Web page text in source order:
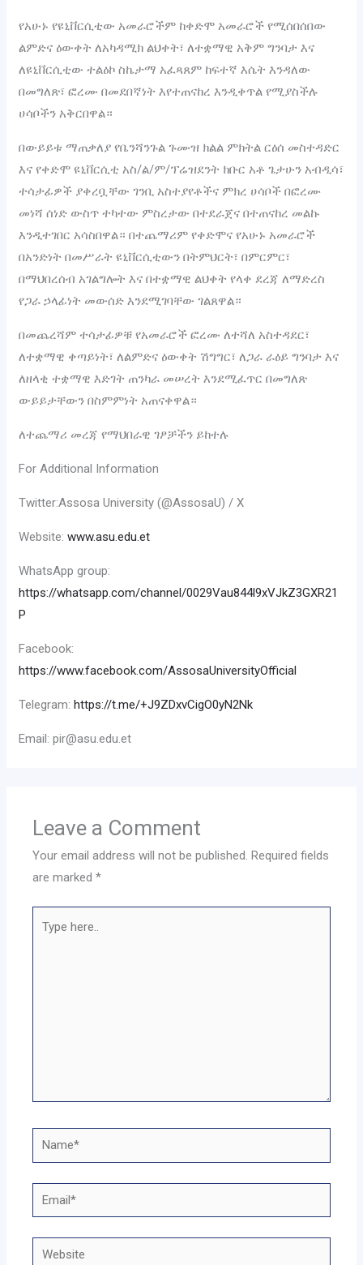
የአሁኑ የዩኒቨርሲቲው አመራሮችም ከቀድሞ አመራሮች የሚሰበሰበው
ልምድና ዕውቀት ለአካዳሚክ ልህቀት፣ ለተቋማዊ አቅም ግንባታ እና
ለዩኒቨርሲቲው ተልዕኮ ስኬታማ አፈጻጸም ከፍተኛ እሴት እንዳለው
በመግለጽ፣ ፎረሙ በመደበኛነት እየተጠናከረ እንዲቀጥል የሚያስችሉ
ሀሳቦችን አቅርበዋል።
በውይይቱ ማጠቃለያ የቤንሻንጉል ጉሙዝ ክልል ምክትል ርዕሰ መስተዳድር
እና የቀድሞ ዩኒቨርሲቲ አስ/ል/ም/ፕሬዝደንት ክቡር አቶ ጌታሁን አብዲሳ፣
ተሳታፊዎች ያቀረቧቸው ገንቢ አስተያየቶችና ምክረ ሀሳቦች በፎረሙ
መነሻ ሰነድ ውስጥ ተካተው ምስረታው በተደራጀና በተጠናከረ መልኩ
እንዲተገበር አሳስበዋል። በተጨማሪም የቀድሞና የአሁኑ አመራሮች
በአንድነት በመሥራት ዩኒቨርሲቲውን በትምህርት፣ በምርምር፣
በማህበረሰብ አገልግሎት እና በተቋማዊ ልህቀት የላቀ ደረጃ ለማድረስ
የጋራ ኃላፊነት መውሰድ እንደሚገባቸው ገልጸዋል።
በመጨረሻም ተሳታፊዎቹ የአመራሮች ፎረሙ ለተሻለ አስተዳደር፣
ለተቋማዊ ቀጣይነት፣ ለልምድና ዕውቀት ሽግግር፣ ለጋራ ራዕይ ግንባታ እና
ለዘላቂ ተቋማዊ እድገት ጠንካራ መሠረት እንደሚፈጥር በመግለጽ
ውይይታቸውን በስምምነት አጠናቀዋል።
ለተጨማሪ መረጃ የማህበራዊ ገፆቻችን ይከተሉ
‎For Additional Information
‎Twitter:Assosa University (@AssosaU) / X
‎Website:www.asu.edu.et
‎WhatsApp group:
https://whatsapp.com/channel/0029Vau844l9xVJkZ3GXR21
P
‎Facebook:
https://www.facebook.com/AssosaUniversityOfficial
‎Telegram:https://t.me/+J9ZDxvCigO0yN2Nk
‎Email: pir@asu.edu.et
Leave a Comment
Your email address will not be published. Required fields
are marked*
here..
Name*
Email*
Website